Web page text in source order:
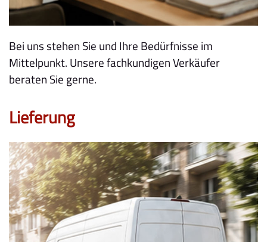
Bei uns stehen Sie und Ihre Bedürfnisse im
Mittelpunkt. Unsere fachkundigen Verkäufer
beraten Sie gerne.
Lieferung